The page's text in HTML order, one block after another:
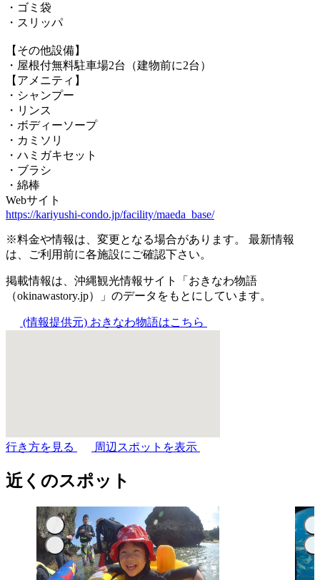
・ゴミ袋
・スリッパ
【その他設備】
・屋根付無料駐車場2台（建物前に2台）
【アメニティ】
・シャンプー
・リンス
・ボディーソープ
・カミソリ
・ハミガキセット
・ブラシ
・綿棒
Webサイト
https://kariyushi-condo.jp/facility/maeda_base/
※料金や情報は、変更となる場合があります。 最新情報
は、ご利用前に各施設にご確認下さい。
掲載情報は、沖縄観光情報サイト「おきなわ物語
（okinawastory.jp）」のデータをもとにしています。
(情報提供元) おきなわ物語はこちら
行き方を見る 周辺スポットを表示
近くのスポット